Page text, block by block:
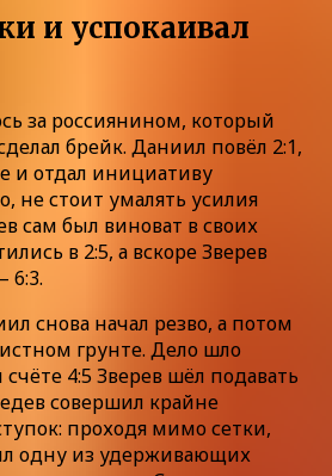
и успокаивал
за россиянином, который
брейк. Даниил повёл 2:1,
и отдал инициативу
не стоит умалять усилия
сам был виноват в своих
в 2:5, а вскоре Зверев
6:3.
снова начал резво, а потом
грунте. Дело шло
4:5 Зверев шёл подавать
совершил крайне
проходя мимо сетки,
одну из удерживающих